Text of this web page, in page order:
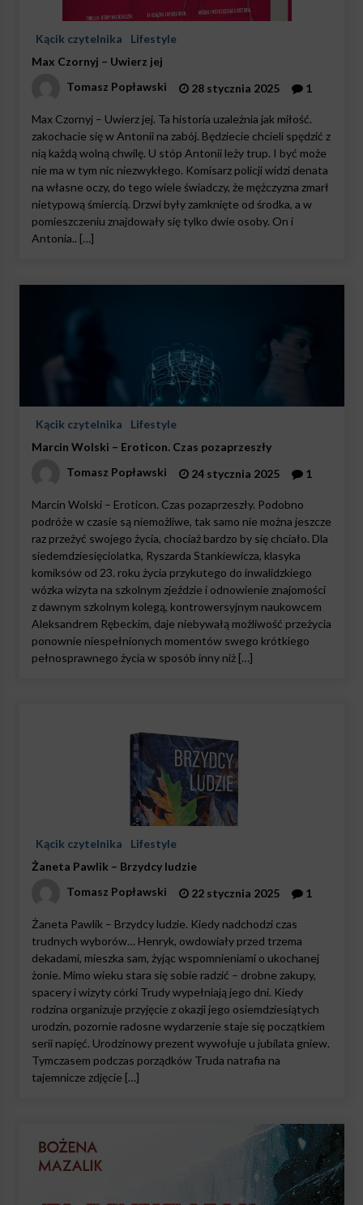
Kącik czytelnika
Lifestyle
Max Czornyj – Uwierz jej
Tomasz Popławski
28 stycznia 2025 1
Max Czornyj – Uwierz jej. Ta historia uzależnia jak miłość.
zakochacie się w Antonii na zabój. Będziecie chcieli spędzić z
nią każdą wolną chwilę. U stóp Antonii leży trup. I być może
nie ma w tym nic niezwykłego. Komisarz policji widzi denata
na własne oczy, do tego wiele świadczy, że mężczyzna zmarł
nietypową śmiercią. Drzwi były zamknięte od środka, a w
pomieszczeniu znajdowały się tylko dwie osoby. On i
Antonia.. […]
Kącik czytelnika
Lifestyle
Marcin Wolski – Eroticon. Czas pozaprzeszły
Tomasz Popławski
24 stycznia 2025 1
Marcin Wolski – Eroticon. Czas pozaprzeszły. Podobno
podróże w czasie są niemożliwe, tak samo nie można jeszcze
raz przeżyć swojego życia, chociaż bardzo by się chciało. Dla
siedemdziesięciolatka, Ryszarda Stankiewicza, klasyka
komiksów od 23. roku życia przykutego do inwalidzkiego
wózka wizyta na szkolnym zjeździe i odnowienie znajomości
z dawnym szkolnym kolegą, kontrowersyjnym naukowcem
Aleksandrem Rębeckim, daje niebywałą możliwość przeżycia
ponownie niespełnionych momentów swego krótkiego
pełnosprawnego życia w sposób inny niż […]
Kącik czytelnika
Lifestyle
Żaneta Pawlik – Brzydcy ludzie
Tomasz Popławski
22 stycznia 2025 1
Żaneta Pawlik – Brzydcy ludzie. Kiedy nadchodzi czas
trudnych wyborów… Henryk, owdowiały przed trzema
dekadami, mieszka sam, żyjąc wspomnieniami o ukochanej
żonie. Mimo wieku stara się sobie radzić – drobne zakupy,
spacery i wizyty córki Trudy wypełniają jego dni. Kiedy
rodzina organizuje przyjęcie z okazji jego osiemdziesiątych
urodzin, pozornie radosne wydarzenie staje się początkiem
serii napięć. Urodzinowy prezent wywołuje u jubilata gniew.
Tymczasem podczas porządków Truda natrafia na
tajemnicze zdjęcie […]